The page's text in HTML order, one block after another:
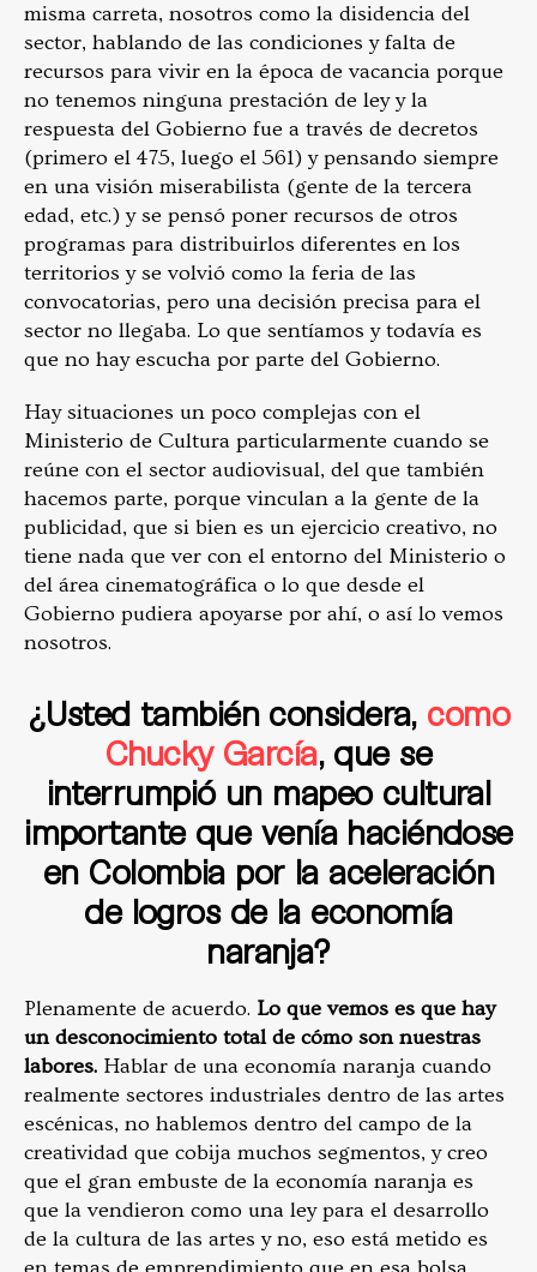
misma carreta, nosotros como la disidencia del
sector, hablando de las condiciones y falta de
recursos para vivir en la época de vacancia porque
no tenemos ninguna prestación de ley y la
respuesta del Gobierno fue a través de decretos
(primero el 475, luego el 561) y pensando siempre
en una visión miserabilista (gente de la tercera
edad, etc.) y se pensó poner recursos de otros
programas para distribuirlos diferentes en los
territorios y se volvió como la feria de las
convocatorias, pero una decisión precisa para el
sector no llegaba. Lo que sentíamos y todavía es
que no hay escucha por parte del Gobierno.
Hay situaciones un poco complejas con el
Ministerio de Cultura particularmente cuando se
reúne con el sector audiovisual, del que también
hacemos parte, porque vinculan a la gente de la
publicidad, que si bien es un ejercicio creativo, no
tiene nada que ver con el entorno del Ministerio o
del área cinematográfica o lo que desde el
Gobierno pudiera apoyarse por ahí, o así lo vemos
nosotros.
¿Usted también considera,como
Chucky García, que se
interrumpió un mapeo cultural
importante que venía haciéndose
en Colombia por la aceleración
de logros de la economía
naranja?
Plenamente de acuerdo. Lo que vemos es que hay
un desconocimiento total de cómo son nuestras
labores. Hablar de una economía naranja cuando
realmente sectores industriales dentro de las artes
escénicas, no hablemos dentro del campo de la
creatividad que cobija muchos segmentos, y creo
que el gran embuste de la economía naranja es
que la vendieron como una ley para el desarrollo
de la cultura de las artes y no, eso está metido es